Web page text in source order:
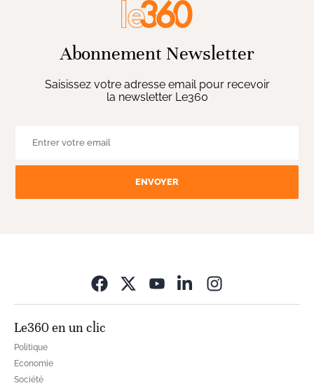
Abonnement Newsletter
Saisissez votre adresse email pour recevoir
la newsletter Le360
ENVOYER
Le360 en un clic
Politique
Economie
Société